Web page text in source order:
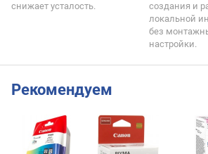
снижает усталость.
создания и
локальной
без
настройки.
Рекомендуем